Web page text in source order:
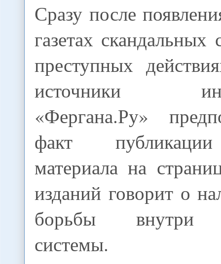
Сразу после
газетах скандальных
преступных
источники
«Фергана.Ру»
факт
материала на
изданий говорит о
борьбы внутри
системы.